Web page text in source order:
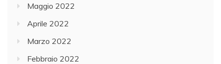
Maggio 2022
Aprile 2022
Marzo 2022
Febbraio 2022